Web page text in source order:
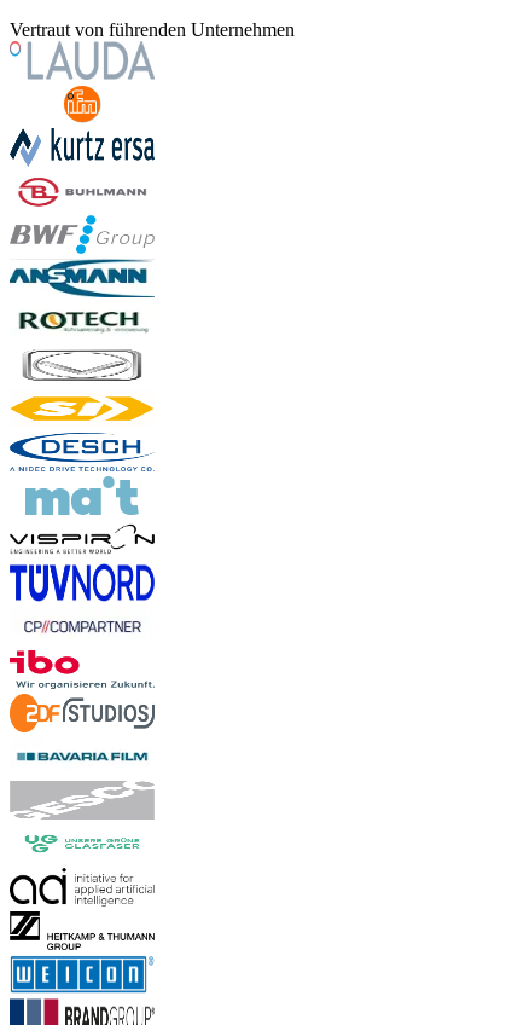
Vertraut von führenden Unternehmen